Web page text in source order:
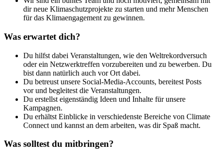
dir neue Klimaschutzprojekte zu starten und mehr Menschen
für das Klimaengagement zu gewinnen.
Was erwartet dich?
Du hilfst dabei Veranstaltungen, wie den Weltrekordversuch
oder ein Netzwerktreffen vorzubereiten und zu bewerben. Du
bist dann natürlich auch vor Ort dabei.
Du betreust unsere Social-Media-Accounts, bereitest Posts
vor und begleitest die Veranstaltungen.
Du erstellst eigenständig Ideen und Inhalte für unsere
Kampagnen.
Du erhältst Einblicke in verschiedenste Bereiche von Climate
Connect und kannst an dem arbeiten, was dir Spaß macht.
Was solltest du mitbringen?